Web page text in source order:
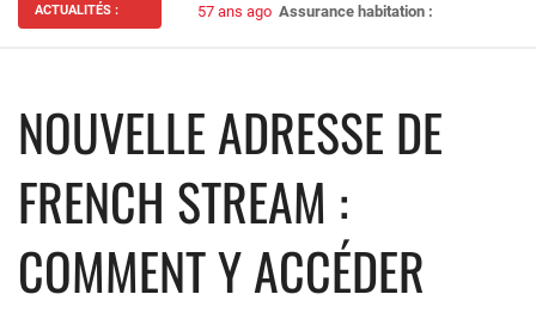
ACTUALITÉS : 57 ans ago Assurance habitation : bien choisir
NOUVELLE ADRESSE DE
FRENCH STREAM :
COMMENT Y ACCÉDER